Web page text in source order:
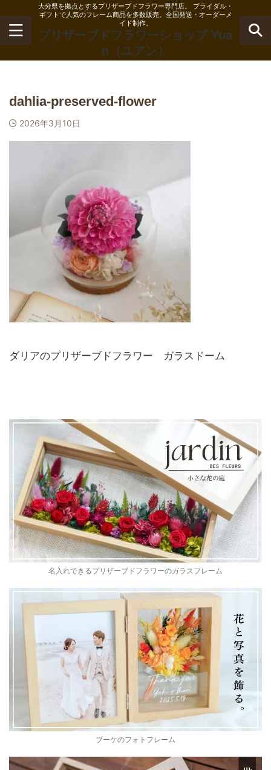
大分県を拠点とするプリザーブドフラワー専門店。 ブライダル・
ギフトで人気のフレーム商品を多数販売。全国発送・オーダーメ
イド制作。
プリザーブドフラワーショップ Yua
n（ユアン）
dahlia-preserved-flower
2026年3月10日
ダリアのプリザーブドフラワー ガラスドーム
名入れできるプリザーブドフラワーのガラスフレーム
ブーケのフォトフレーム